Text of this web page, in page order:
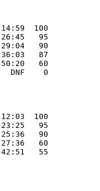
100
95
90
87
60
DNF    0
100
95
90
60
55